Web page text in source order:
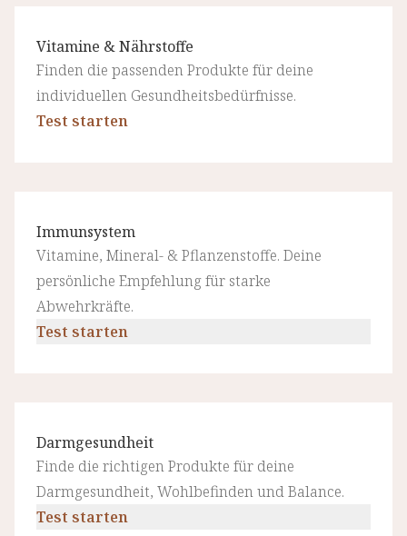
Vitamine & Nährstoffe
Finden die passenden Produkte für deine
individuellen Gesundheitsbedürfnisse.
Test starten
Immunsystem
Vitamine, Mineral- & Pflanzenstoffe. Deine
persönliche Empfehlung für starke
Abwehrkräfte.
Test starten
Darmgesundheit
Finde die richtigen Produkte für deine
Darmgesundheit, Wohlbefinden und Balance.
Test starten